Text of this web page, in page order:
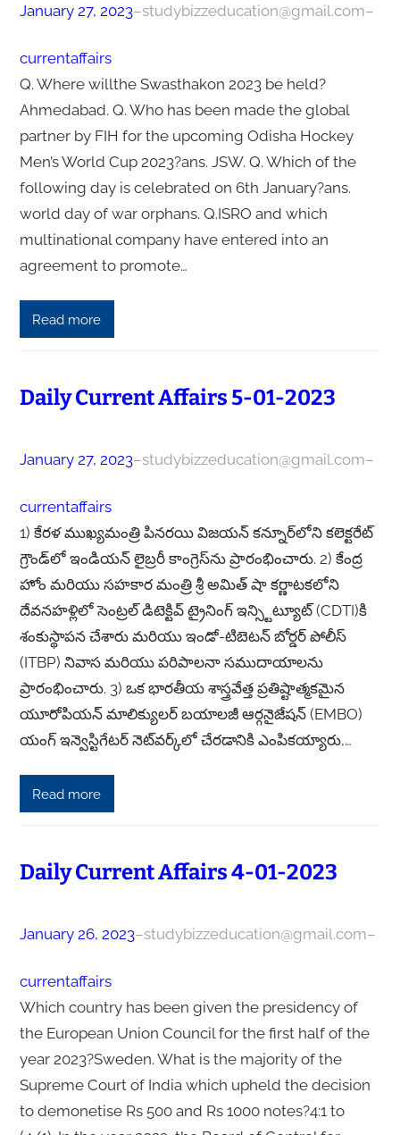
January 27, 2023–studybizzeducation@gmail.com–
currentaffairs
Q. Where willthe Swasthakon 2023 be held?
Ahmedabad. Q. Who has been made the global
partner by FIH for the upcoming Odisha Hockey
Men’s World Cup 2023?ans. JSW. Q. Which of the
following day is celebrated on 6th January?ans.
world day of war orphans. Q.ISRO and which
multinational company have entered into an
agreement to promote…
Read more
Daily Current Affairs 5-01-2023
January 27, 2023–studybizzeducation@gmail.com–
currentaffairs
1) కేరళ ముఖ్యమంత్రి పినరయి విజయన్ కన్నూర్‌లోని కలెక్టరేట్
గ్రౌండ్‌లో ఇండియన్ లైబ్రరీ కాంగ్రెస్‌ను ప్రారంభించారు. 2) కేంద్ర
హోం మరియు సహకార మంత్రి శ్రీ అమిత్ షా కర్ణాటకలోని
దేవనహళ్లిలో సెంట్రల్ డిటెక్టివ్ ట్రైనింగ్ ఇన్స్టిట్యూట్ (CDTI)కి
శంకుస్థాపన చేశారు మరియు ఇండో-టిబెటన్ బోర్డర్ పోలీస్
(ITBP) నివాస మరియు పరిపాలనా సముదాయాలను
ప్రారంభించారు. 3) ఒక భారతీయ శాస్త్రవేత్త ప్రతిష్టాత్మకమైన
యూరోపియన్ మాలిక్యులర్ బయాలజీ ఆర్గనైజేషన్ (EMBO)
యంగ్ ఇన్వెస్టిగేటర్ నెట్‌వర్క్‌లో చేరడానికి ఎంపికయ్యారు,…
Read more
Daily Current Affairs 4-01-2023
January 26, 2023–studybizzeducation@gmail.com–
currentaffairs
Which country has been given the presidency of
the European Union Council for the first half of the
year 2023?Sweden. What is the majority of the
Supreme Court of India which upheld the decision
to demonetise Rs 500 and Rs 1000 notes?4:1 to